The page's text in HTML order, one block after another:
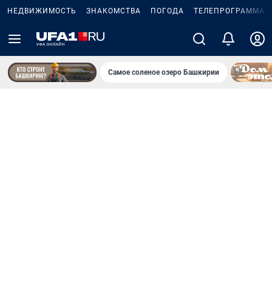
НЕДВИЖИМОСТЬ ЗНАКОМСТВА ПОГОДА ТЕЛЕПРОГРАММА
Самое соленое озеро Башкирии